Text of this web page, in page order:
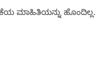
ಮಾಹಿತಿಯನ್ನು ಹೊಂದಿಲ್ಲ.